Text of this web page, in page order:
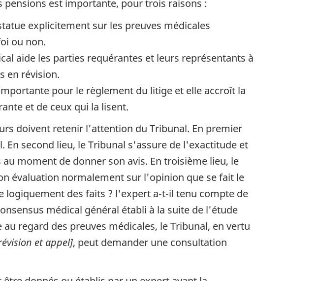
pensions est importante, pour trois raisons :
explicitement sur les preuves médicales
ou non.
aide les parties requérantes et leurs représentants à
en révision.
pour le règlement du litige et elle accroît la
et de ceux qui la lisent.
doivent retenir l'attention du Tribunal. En premier
second lieu, le Tribunal s'assure de l'exactitude et
moment de donner son avis. En troisième lieu, le
évaluation normalement sur l'opinion que se fait le
logiquement des faits ? l'expert a-t-il tenu compte de
médical général établi à la suite de l'étude
regard des preuves médicales, le Tribunal, en vertu
et appel], peut demander une consultation